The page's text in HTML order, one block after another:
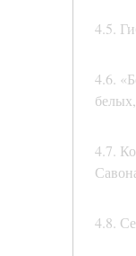
4.5.
4.6.
4.7.
4.8.